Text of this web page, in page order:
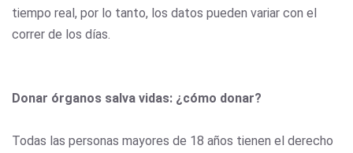
tiempo real, por lo tanto, los datos pueden variar con el
correr de los días.
Donar órganos salva vidas: ¿cómo donar?
Todas las personas mayores de 18 años tienen el derecho